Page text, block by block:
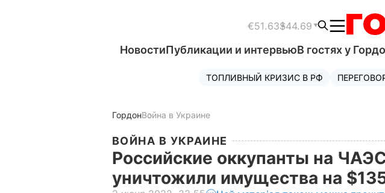
€51.63$44.69
НовостиПубликации и интервьюВ гостях у
ТОПЛИВНЫЙ КРИЗИС В РФ
ГордонВойна в Украине
ВОЙНА В УКРАИНЕ
Российские оккупанты на
уничтожили имущества на